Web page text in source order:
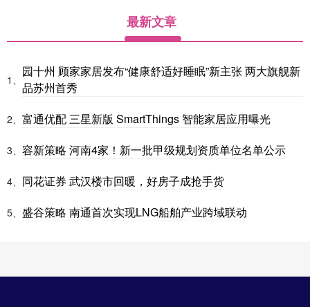
最新文章
1、
园十州 顾家家居发布“健康舒适好睡眠”新主张 两大旗舰新
品苏州首秀
2、 富通优配 三星新版 SmartThings 智能家居应用曝光
3、 容新策略 河南4家！新一批甲级规划资质单位名单公示
4、 同花证券 武汉楼市回暖，好房子成抢手货
5、 盛谷策略 南通首次实现LNG船舶产业跨域联动